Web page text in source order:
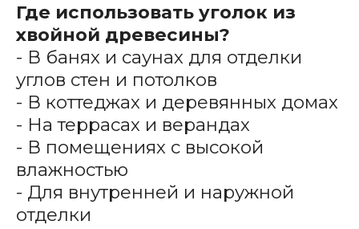
Где использовать уголок из
хвойной древесины?
- В банях и саунах для отделки
углов стен и потолков
- В коттеджах и деревянных домах
- На террасах и верандах
- В помещениях с высокой
влажностью
- Для внутренней и наружной
отделки